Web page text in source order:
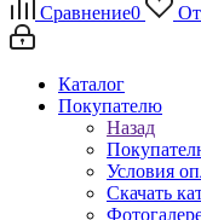
Сравнение0
Каталог
Покупателю
Назад
Условия
Скачать